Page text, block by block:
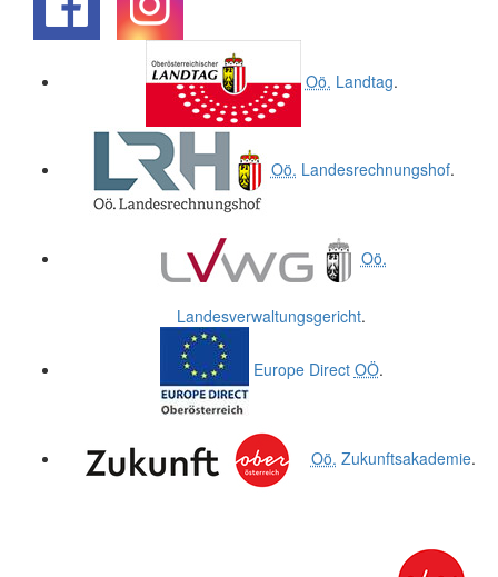
Oö. Landtag.
Oö. Landesrechnungshof.
Oö.
Landesverwaltungsgericht.
Europe Direct OÖ.
Oö. Zukunftsakademie.